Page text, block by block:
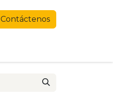
Contáctenos